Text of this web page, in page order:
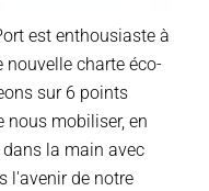
est enthousiaste à
nouvelle charte éco-
sur 6 points
nous mobiliser, en
la main avec
l'avenir de notre